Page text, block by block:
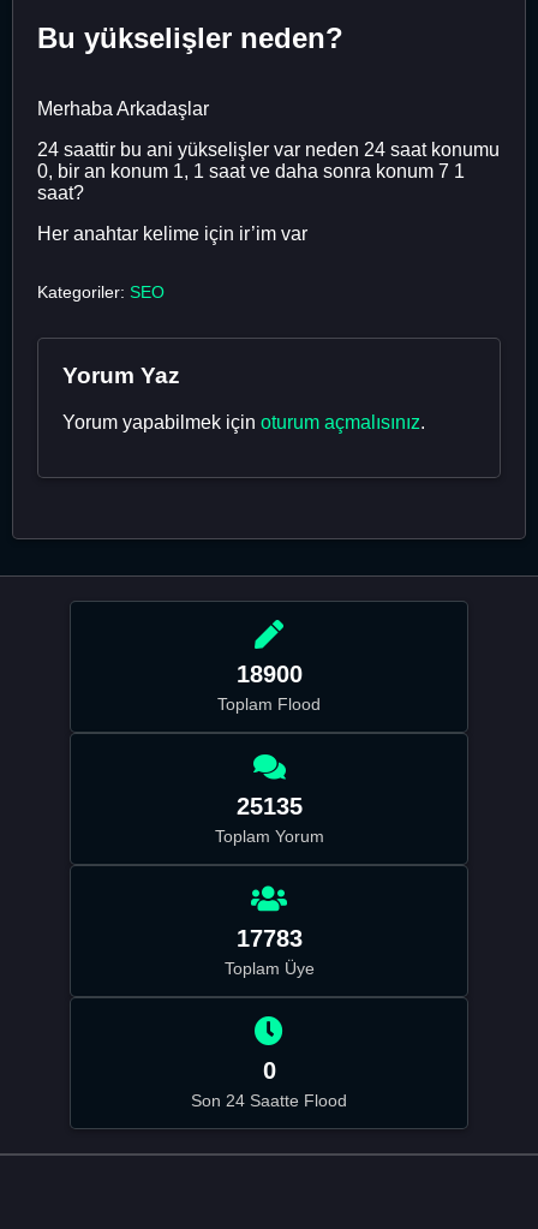
Bu yükselişler neden?
Merhaba Arkadaşlar
24 saattir bu ani yükselişler var neden 24 saat konumu
0, bir an konum 1, 1 saat ve daha sonra konum 7 1
saat?
Her anahtar kelime için ir’im var
Kategoriler: SEO
Yorum Yaz
Yorum yapabilmek için oturum açmalısınız.
18900
Toplam Flood
25135
Toplam Yorum
17783
Toplam Üye
0
Son 24 Saatte Flood